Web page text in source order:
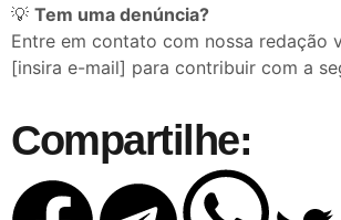
💡 Tem uma denúncia?
Entre em contato com nossa
[insira e-mail] para contribuir com a
Compartilhe: